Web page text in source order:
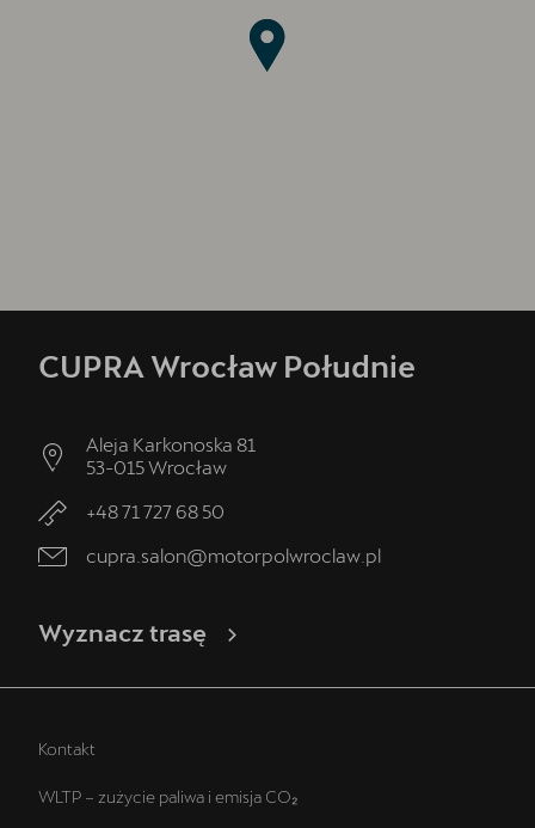
CUPRA Wrocław Południe
Aleja Karkonoska 81
53-015Wrocław
+48 71 727 68 50
cupra.salon@motorpolwroclaw.pl
Wyznacz trasę
Kontakt
WLTP – zużycie paliwa i emisja CO₂